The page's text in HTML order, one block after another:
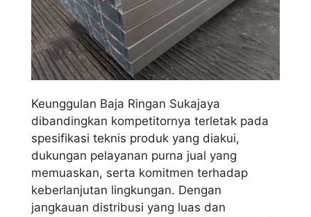
Keunggulan Baja Ringan Sukajaya
dibandingkan kompetitornya terletak pada
spesifikasi teknis produk yang diakui,
dukungan pelayanan purna jual yang
memuaskan, serta komitmen terhadap
keberlanjutan lingkungan. Dengan
jangkauan distribusi yang luas dan